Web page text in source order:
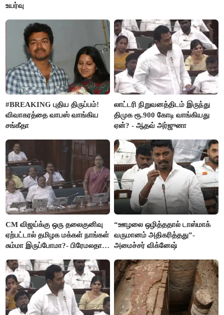
உயர்வு
#BREAKING புதிய திருப்பம்!
விவாகரத்தை வாபஸ் வாங்கிய
சங்கீதா
லாட்டரி நிறுவனத்திடம் இருந்து
திமுக ரூ.900 கோடி வாங்கியது
ஏன்? - ஆதவ் அர்ஜுனா
CM விஜய்க்கு ஒரு தலைகுனிவு
ஏற்பட்டால் தமிழக மக்கள் நாங்கள்
சும்மா இருப்போமா?- பிரேமலதா
“ஊழலை ஒழித்ததால் டாஸ்மாக்
வருமானம் அதிகரித்தது”-
அமைச்சர் விக்னேஷ்